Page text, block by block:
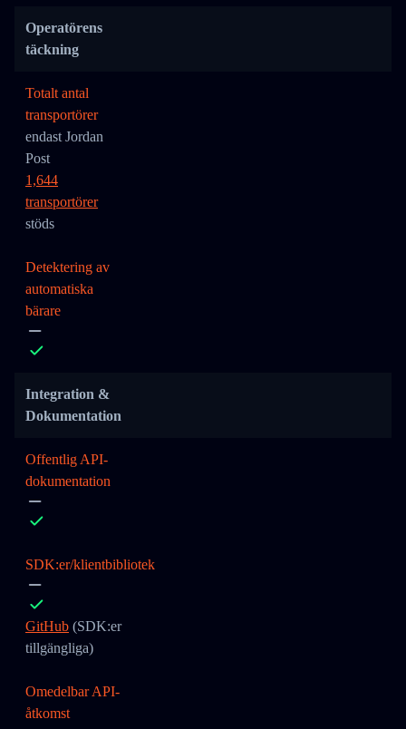
Operatörens
täckning
Totalt antal
transportörer
endast Jordan
Post
1,644
transportörer
stöds
Detektering av
automatiska
bärare
Integration &
Dokumentation
Offentlig API-
dokumentation
SDK:er/klientbibliotek
GitHub (SDK:er
tillgängliga)
Omedelbar API-
åtkomst